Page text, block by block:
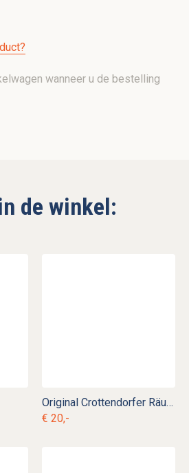
wanneer u de bestelling
de winkel:
Original Crottendorfer Räucherkerzen k. d 8
€ 20,-